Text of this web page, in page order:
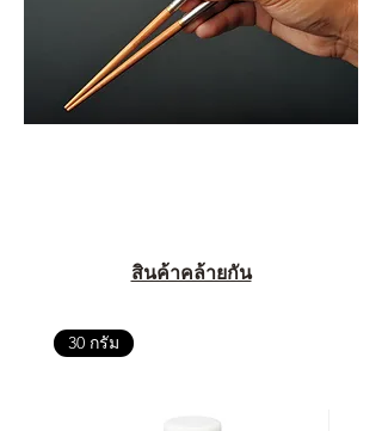
สินค้าคล้ายกัน
30 กรัม